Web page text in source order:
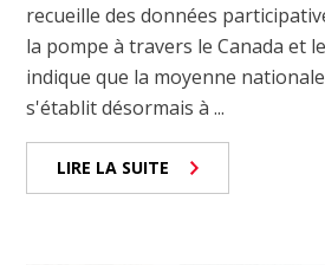
recueille des données
la pompe à travers le Canada et
indique que la moyenne
s'établit désormais à ...
LIRE LA SUITE